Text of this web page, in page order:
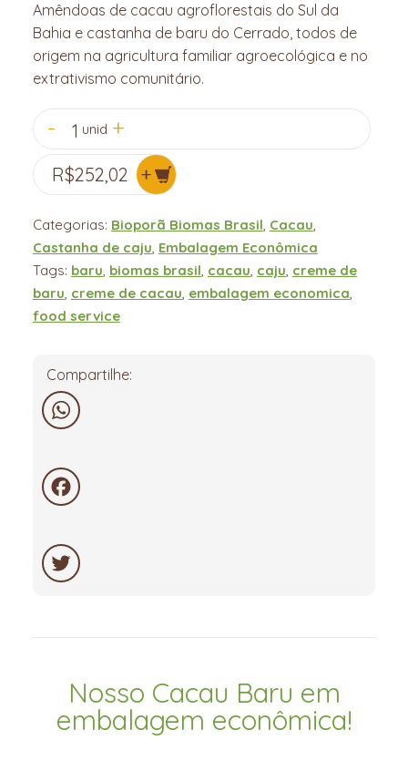
Amêndoas de cacau agroflorestais do Sul da
Bahia e castanha de baru do Cerrado, todos de
origem na agricultura familiar agroecológica e no
extrativismo comunitário.
1 unid
R$252,02
Categorias: Bioporã Biomas Brasil, Cacau,
Castanha de caju, Embalagem Econômica
Tags: baru, biomas brasil, cacau, caju, creme de
baru, creme de cacau, embalagem economica,
food service
Compartilhe:
Nosso Cacau Baru em
embalagem econômica!